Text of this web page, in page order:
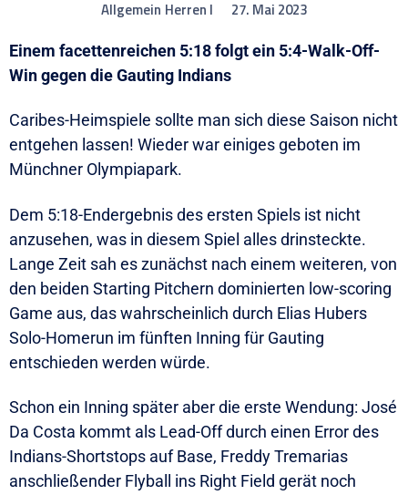
Allgemein Herren I 27. Mai 2023
Einem facettenreichen 5:18 folgt ein 5:4-Walk-Off-
Win gegen die Gauting Indians
Caribes-Heimspiele sollte man sich diese Saison nicht
entgehen lassen! Wieder war einiges geboten im
Münchner Olympiapark.
Dem 5:18-Endergebnis des ersten Spiels ist nicht
anzusehen, was in diesem Spiel alles drinsteckte.
Lange Zeit sah es zunächst nach einem weiteren, von
den beiden Starting Pitchern dominierten low-scoring
Game aus, das wahrscheinlich durch Elias Hubers
Solo-Homerun im fünften Inning für Gauting
entschieden werden würde.
Schon ein Inning später aber die erste Wendung: José
Da Costa kommt als Lead-Off durch einen Error des
Indians-Shortstops auf Base, Freddy Tremarias
anschließender Flyball ins Right Field gerät noch